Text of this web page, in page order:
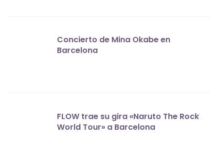
Concierto de Mina Okabe en
Barcelona
FLOW trae su gira «Naruto The Rock
World Tour» a Barcelona